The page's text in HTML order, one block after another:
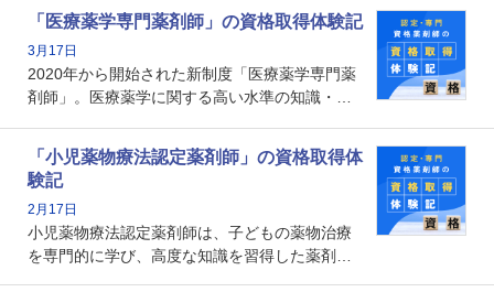
で、重要度が増しているのが認定薬剤師という
資格です。認定薬剤師とはいったいどんな資格
なのでしょうか。それを取得するとどのような
メリットがあるのでしょうか。
「医療薬学専門薬剤師」の資格取得体験記
3月17日
2020年から開始された新制度「医療薬学専門薬
剤師」。医療薬学に関する高い水準の知識・技
となります。取得要件は多岐に渡り、審査も複
数回ありますが、患者さんに対して一定の能力
の証明になる資格と言えます。
「小児薬物療法認定薬剤師」の資格取得体
験記
2月17日
小児薬物療法認定薬剤師は、子どもの薬物治療
を専門的に学び、高度な知識を習得した薬剤師